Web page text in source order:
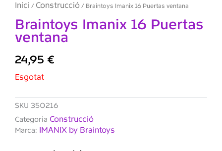
Inici / Construcció / Braintoys Imanix 16 Puertas ventana
Braintoys Imanix 16 Puertas
ventana
24,95 €
Esgotat
SKU 350216
Categoria Construcció
Marca: IMANIX by Braintoys